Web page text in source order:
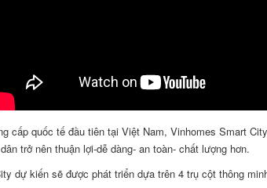
cấp quốc tế đầu tiên tại Việt Nam, Vinhomes Smart
trở nên thuận lợi-dễ dàng- an toàn- chất lượng hơn.
dự kiến sẽ được phát triển dựa trên 4 trụ cột thông